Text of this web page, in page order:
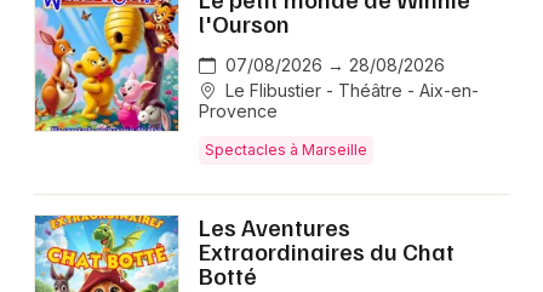
l'Ourson
07/08/2026 → 28/08/2026
Le Flibustier - Théâtre - Aix-en-
Provence
Spectacles à Marseille
Les Aventures
Extraordinaires du Chat
Botté